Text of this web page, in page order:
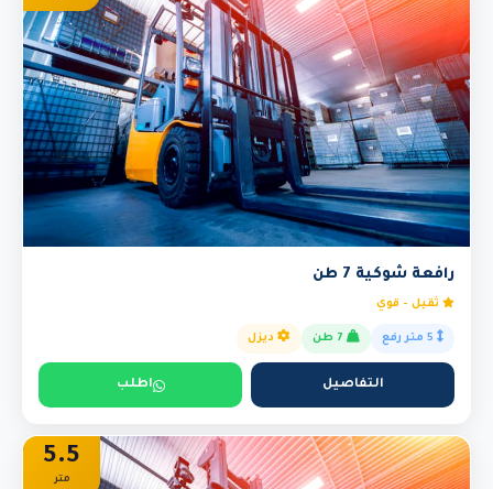
رافعة شوكية 7 طن
ثقيل - قوي
ديزل
التفاصيل اطلب
5.5
متر